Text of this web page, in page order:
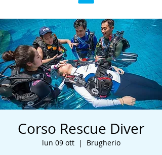
Corso Rescue Diver
lun 09 ott
  |
Brugherio